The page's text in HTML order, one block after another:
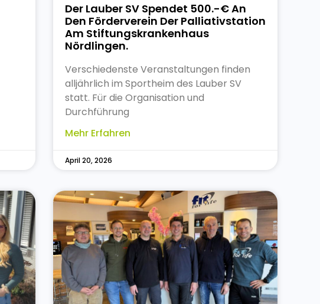
Der Lauber SV Spendet 500.-€ An
Den Förderverein Der Palliativstation
Am Stiftungskrankenhaus
Nördlingen.
Verschiedenste Veranstaltungen finden
alljährlich im Sportheim des Lauber SV
statt. Für die Organisation und
Durchführung
Mehr Erfahren
April 20, 2026